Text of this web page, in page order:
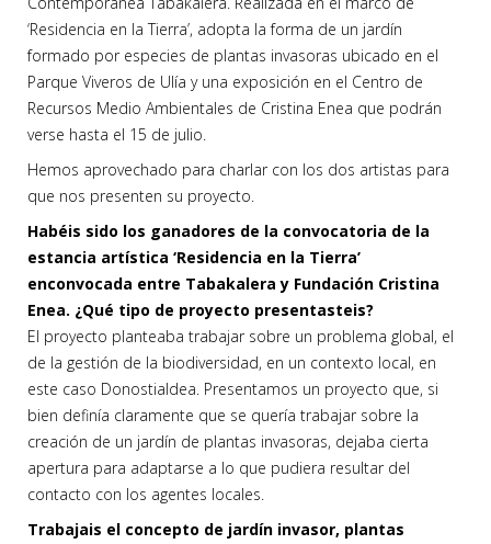
‘Residencia en la Tierra’, adopta la forma de un jardín
formado por especies de plantas invasoras ubicado en el
Parque Viveros de Ulía y una exposición en el Centro de
Recursos Medio Ambientales de Cristina Enea que podrán
verse hasta el 15 de julio.
Hemos aprovechado para charlar con los dos artistas para
que nos presenten su proyecto.
Habéis sido los ganadores de la convocatoria de la
estancia artística ‘Residencia en la Tierra’
enconvocada entre Tabakalera y Fundación Cristina
Enea. ¿Qué tipo de proyecto presentasteis?
El proyecto planteaba trabajar sobre un problema global, el
de la gestión de la biodiversidad, en un contexto local, en
este caso Donostialdea. Presentamos un proyecto que, si
bien definía claramente que se quería trabajar sobre la
creación de un jardín de plantas invasoras, dejaba cierta
apertura para adaptarse a lo que pudiera resultar del
contacto con los agentes locales.
Trabajais el concepto de jardín invasor, plantas